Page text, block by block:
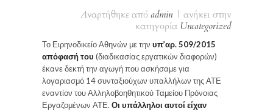
Αναρτήθηκε από admin
ανήκει στην
κατηγορία Uncategorized
Το Ειρηνοδικείο Αθηνών με την υπ’αρ. 509/2015
απόφασή του (διαδικασίας εργατικών διαφορών)
έκανε δεκτή την αγωγή που ασκήσαμε για
λογαριασμό 14 συνταξιούχων υπαλλήλων της ΑΤΕ
εναντίον του Αλληλοβοηθητικού Ταμείου Πρόνοιας
Εργαζομένων ΑΤΕ. Οι υπάλληλοι αυτοί είχαν